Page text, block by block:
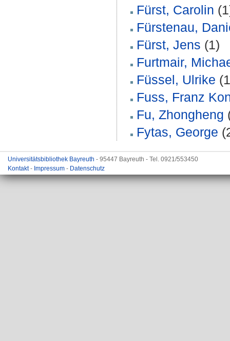
Fürst, Carolin
Fürstenau,
Fürst, Jens (1)
Furtmair,
Füssel, Ulrike
Fuss, Franz
Fu, Zhongheng
Fytas, George
Universitätsbibliothek Bayreuth - 95447 Bayreuth - Tel. 0921/553450
Kontakt- Impressum - Datenschutz